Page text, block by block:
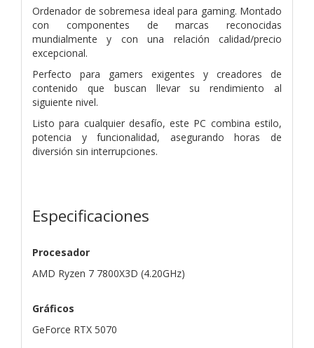
Ordenador de sobremesa ideal para gaming. Montado
con componentes de marcas reconocidas
mundialmente y con una relación calidad/precio
excepcional.
Perfecto para gamers exigentes y creadores de
contenido que buscan llevar su rendimiento al
siguiente nivel.
Listo para cualquier desafío, este PC combina estilo,
potencia y funcionalidad, asegurando horas de
diversión sin interrupciones.
Especificaciones
Procesador
AMD Ryzen 7 7800X3D (4.20GHz)
Gráficos
GeForce RTX 5070